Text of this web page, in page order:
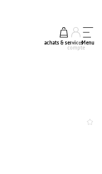
achats & services
mon
compte
Menu